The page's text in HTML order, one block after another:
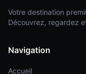
Votre destination
Découvrez, regardez
Navigation
Accueil